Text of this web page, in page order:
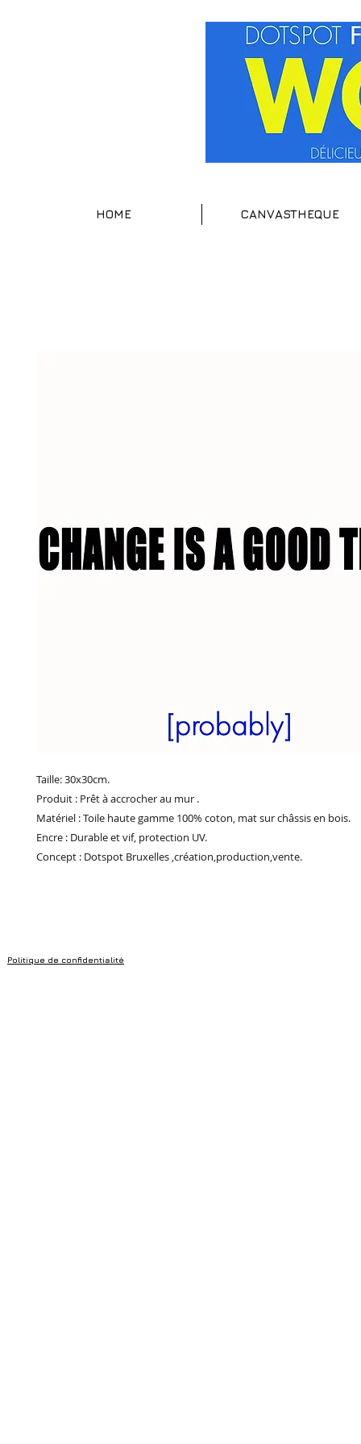
HOME CANVASTHEQUE
Taille: 30x30cm.
Produit : Prêt à accrocher au mur .
Matériel : Toile haute gamme 100% coton, mat sur châssis en bois.
Encre : Durable et vif, protection UV.
Concept : Dotspot Bruxelles ,création,production,vente.
Politique de confidentialité